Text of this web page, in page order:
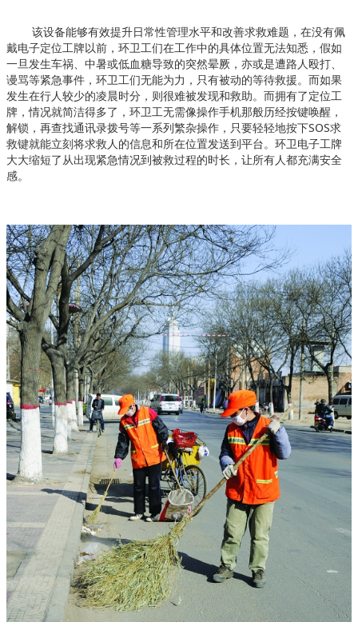
该设备能够有效提升日常性管理水平和改善求救难题，在没有佩
戴电子定位工牌以前，环卫工们在工作中的具体位置无法知悉，假如
一旦发生车祸、中暑或低血糖导致的突然晕厥，亦或是遭路人殴打、
谩骂等紧急事件，环卫工们无能为力，只有被动的等待救援。而如果
发生在行人较少的凌晨时分，则很难被发现和救助。 而拥有了定位工
牌，情况就简洁得多了，环卫工无需像操作手机那般历经按键唤醒，
解锁，再查找通讯录拨号等一系列繁杂操作，只要轻轻地按下SOS求
救键就能立刻将求救人的信息和所在位置发送到平台。环卫电子工牌
大大缩短了从出现紧急情况到被救过程的时长，让所有人都充满安全
感。